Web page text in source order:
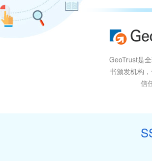
GeoTrust是
书颁发机构
信